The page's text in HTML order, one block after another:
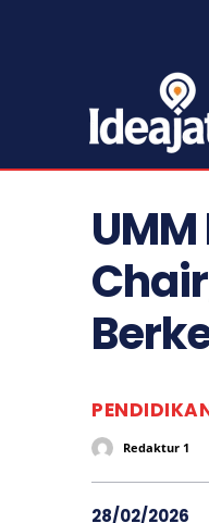
Redaktur 1
28/02/2026